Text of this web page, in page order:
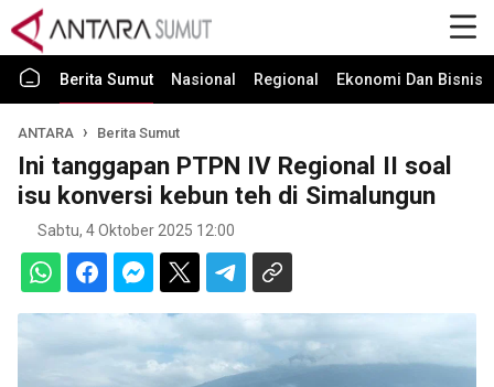
Berita Sumut Nasional Regional Ekonomi Dan Bisnis
ANTARA Berita Sumut
Ini tanggapan PTPN IV Regional II soal
isu konversi kebun teh di Simalungun
Sabtu, 4 Oktober 2025 12:00